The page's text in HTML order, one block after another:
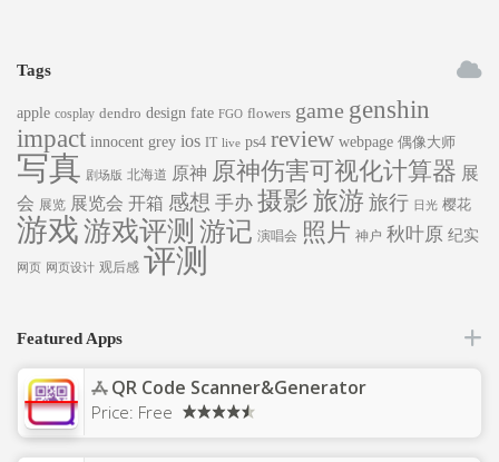
Tags
apple cosplay dendro design fate FGO flowers game genshin
impact innocent grey ios IT live ps4 review webpage 偶像大师
写真 剧场版 北海道 原神 原神伤害可视化计算器 展
会 展览 展览会 开箱 感想 手办 摄影 旅游 旅行 日光 樱花
游戏游戏评测 游记 演唱会 照片 神户 秋叶原 纪实
网页 网页设计 观后感 评测
Featured Apps
QR Code Scanner&Generator
Price: Free